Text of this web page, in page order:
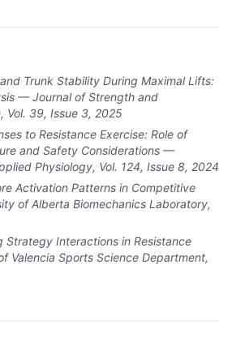
Trunk Stability During Maximal Lifts:
— Journal of Strength and
Vol. 39, Issue 3, 2025
to Resistance Exercise: Role of
and Safety Considerations —
Physiology, Vol. 124, Issue 8, 2024
Activation Patterns in Competitive
of Alberta Biomechanics Laboratory,
Strategy Interactions in Resistance
Valencia Sports Science Department,